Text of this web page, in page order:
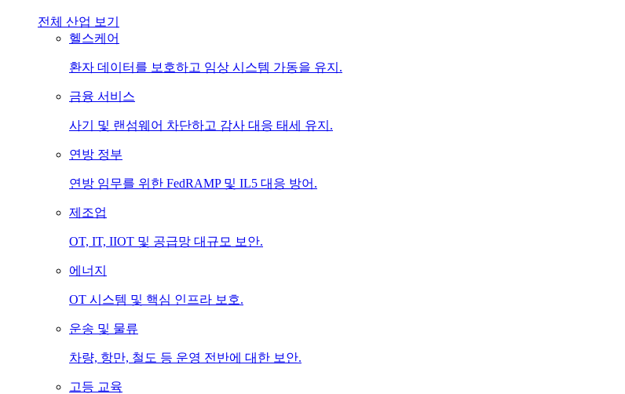
전체 산업 보기
헬스케어
환자 데이터를 보호하고 임상 시스템 가동을 유지.
금융 서비스
사기 및 랜섬웨어 차단하고 감사 대응 태세 유지.
연방 정부
연방 임무를 위한 FedRAMP 및 IL5 대응 방어.
제조업
OT, IT, IIOT 및 공급망 대규모 보안.
에너지
OT 시스템 및 핵심 인프라 보호.
운송 및 물류
차량, 항만, 철도 등 운영 전반에 대한 보안.
고등 교육